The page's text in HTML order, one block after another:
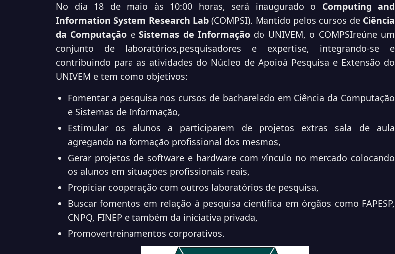
No dia 18 de maio às 10:00 horas, será inaugurado o Computing and
Information System Research Lab (COMPSI). Mantido pelos cursos de Ciência
da Computação eSistemas de Informação do UNIVEM, o COMPSIreúne um
conjunto de laboratórios,pesquisadores e expertise, integrando-se e
contribuindo para as atividades do Núcleo de Apoioà Pesquisa e Extensão do
UNIVEM e tem como objetivos:
Fomentar a pesquisa nos cursos de bacharelado em Ciência da Computação
e Sistemas de Informação,
Estimular os alunos a participarem de projetos extras sala de aula
agregando na formação profissional dos mesmos,
Gerar projetos de software e hardware com vínculo no mercado colocando
os alunos em situações profissionais reais,
Propiciar cooperação com outros laboratórios de pesquisa,
Buscar fomentos em relação à pesquisa científica em órgãos como FAPESP,
CNPQ, FINEP e também da iniciativa privada,
Promovertreinamentos corporativos.